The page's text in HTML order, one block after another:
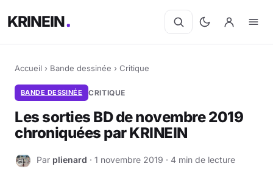
KRINEIN
Accueil › Bande dessinée › Critique
BANDE DESSINÉE CRITIQUE
Les sorties BD de novembre 2019
chroniquées par KRINEIN
P Par plienard · 1 novembre 2019 · 4 min de lecture